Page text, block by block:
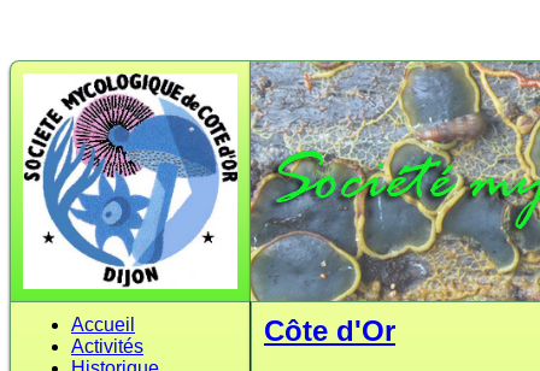
Accueil
Activités
Côte d'Or